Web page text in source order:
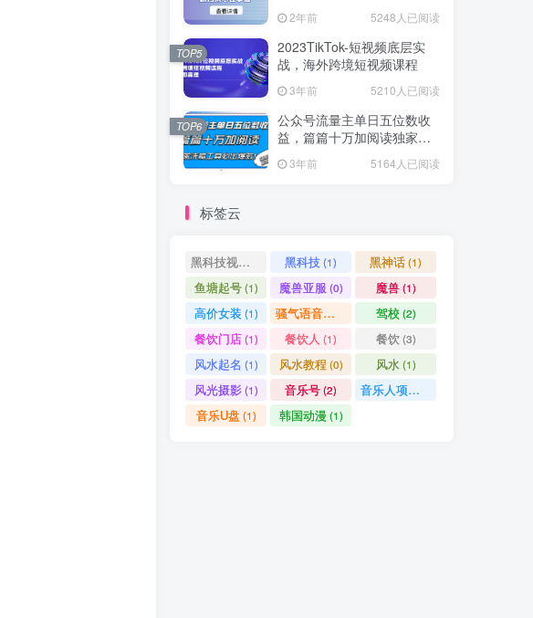
爆款方案尽在掌握
2年前 5248人已阅读
2023TikTok-短视频底层实
战，海外跨境短视频课程
3年前 5210人已阅读
TOP5
公众号流量主单日五位数收
益，篇篇十万加阅读独家洗
稿工具必出爆款！
3年前 5164人已阅读
TOP6
标签云
黑科技视频搬运 (1)黑科技(1) 黑神话(1)
鱼塘起号(1) 魔兽亚服 (0) 魔兽(1)
高价女装 (1) 骚气语音包 驾校(2)
餐饮门店(1) 餐饮人 (1) 餐饮(3)
风水起名 (1) 风水教程 (0) 风水 (1)
风光摄影(1) 音乐号(2) 音乐人项目
音乐U盘 (1) 韩国动漫 (1)